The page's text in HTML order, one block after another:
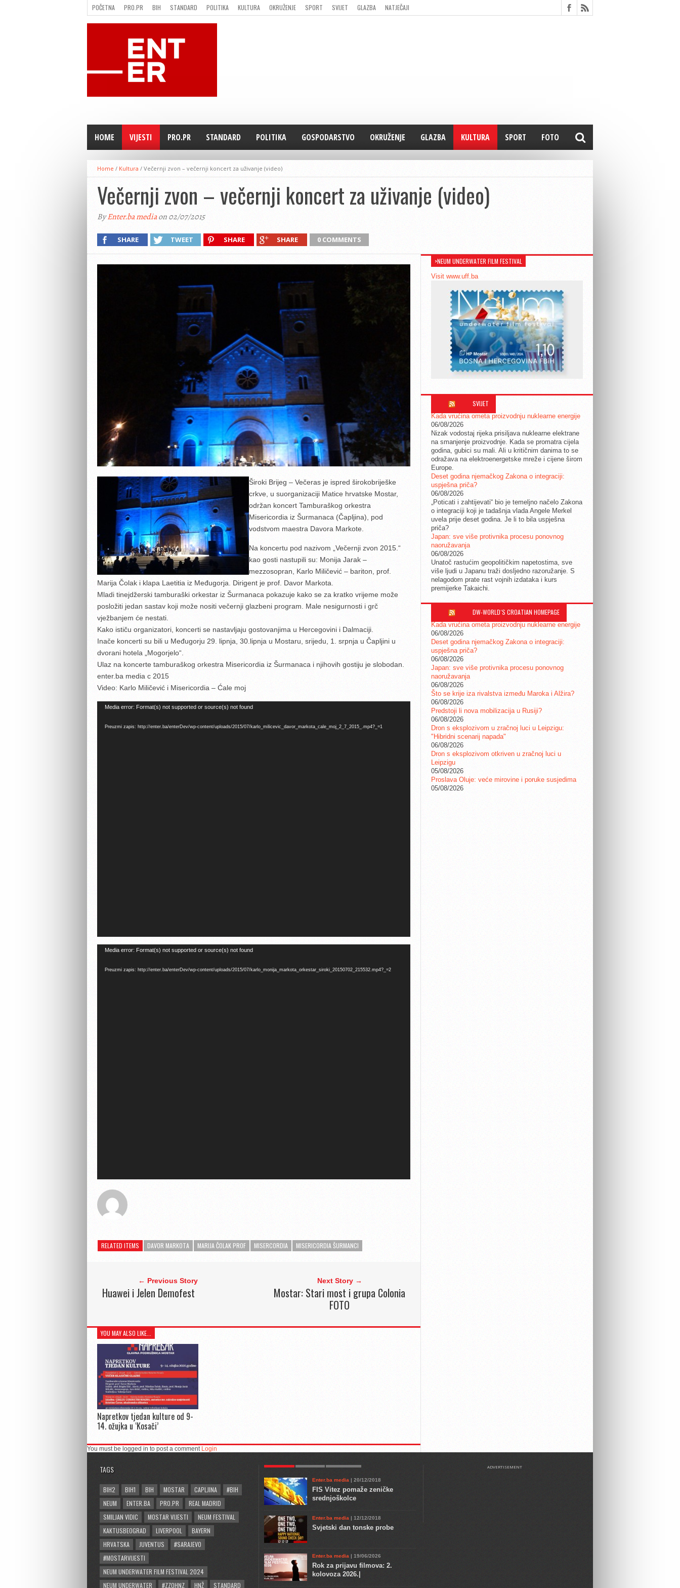
POČETNA PRO.PR BIH STANDARD POLITIKA KULTURA OKRUŽENJE SPORT SVIJET GLAZBA
NATJEČAJI
FILMING LOCATION IN BH
KONTAKT
HOME VIJESTI PRO.PR STANDARD POLITIKA GOSPODARSTVO OKRUŽENJE GLAZBA KULTURA SPORT FOTO
Home / Kultura / Večernji zvon – večernji koncert za uživanje (video)
Večernji zvon – večernji koncert za uživanje (video)
ByEnter.ba mediaon 02/07/2015
SHARE TWEET SHARE SHARE 0 COMMENTS
Široki Brijeg – Večeras je ispred širokobriješke
crkve, u suorganizaciji Matice hrvatske Mostar,
održan koncert Tamburaškog orkestra
Misericordia iz Šurmanaca (Čapljina), pod
vodstvom maestra Davora Markote.
Na koncertu pod nazivom „Večernji zvon 2015.“
kao gosti nastupili su: Monija Jarak –
mezzosopran, Karlo Miličević – bariton, prof.
Marija Čolak i klapa Laetitia iz Međugorja. Dirigent je prof. Davor Markota.
Mladi tinejdžerski tamburaški orkestar iz Šurmanaca pokazuje kako se za kratko vrijeme može
posložiti jedan sastav koji može nositi večernji glazbeni program. Male nesigurnosti i grč
vježbanjem će nestati.
Kako ističu organizatori, koncerti se nastavljaju gostovanjima u Hercegovini i Dalmaciji.
Inače koncerti su bili u Međugorju 29. lipnja, 30.lipnja u Mostaru, srijedu, 1. srpnja u Čapljini u
dvorani hotela „Mogorjelo“.
Ulaz na koncerte tamburaškog orkestra Misericordia iz Šurmanaca i njihovih gostiju je slobodan.
enter.ba media c 2015
Video: Karlo Miličević i Misericordia – Ćale moj
Reproduktor
Media error: Format(s) not supported or source(s) not found
Preuzmi zapis: http://enter.ba/enterDev/wp-content/uploads/2015/07/karlo_milicevic_davor_markota_cale_moj_2_7_2015_.mp4?_=1
Reproduktor
Media error: Format(s) not supported or source(s) not found
Preuzmi zapis: http://enter.ba/enterDev/wp-content/uploads/2015/07/karlo_monija_markota_orkestar_siroki_20150702_215532.mp4?_=2
RELATED ITEMS DAVOR MARKOTA MARIJA ČOLAK PROF MISERCORDIA MISERICORDIA ŠURMANCI
← Previous Story
Huawei i Jelen Demofest
Next Story →
Mostar: Stari most i grupa Colonia
FOTO
YOU MAY ALSO LIKE...
Napretkov tjedan kulture od 9-
14. ožujka u ‘Kosači’
You must be logged in to post a comment Login
>NEUM UNDERWATER FILM FESTIVAL
Visit www.uff.ba
SVIJET
Kada vrućina ometa proizvodnju nuklearne energije
06/08/2026
Nizak vodostaj rijeka prisiljava nuklearne elektrane
na smanjenje proizvodnje. Kada se promatra cijela
godina, gubici su mali. Ali u kritičnim danima to se
odražava na elektroenergetske mreže i cijene širom
Europe.
Deset godina njemačkog Zakona o integraciji:
uspješna priča?
06/08/2026
„Poticati i zahtijevati“ bio je temeljno načelo Zakona
o integraciji koji je tadašnja vlada Angele Merkel
uvela prije deset godina. Je li to bila uspješna
priča?
Japan: sve više protivnika procesu ponovnog
naoružavanja
06/08/2026
Unatoč rastućim geopolitičkim napetostima, sve
više ljudi u Japanu traži dosljedno razoružanje. S
nelagodom prate rast vojnih izdataka i kurs
premijerke Takaichi.
DW-WORLD´S CROATIAN HOMEPAGE
Kada vrućina ometa proizvodnju nuklearne energije
06/08/2026
Deset godina njemačkog Zakona o integraciji:
uspješna priča?
06/08/2026
Japan: sve više protivnika procesu ponovnog
naoružavanja
06/08/2026
Što se krije iza rivalstva između Maroka i Alžira?
06/08/2026
Predstoji li nova mobilizacija u Rusiji?
06/08/2026
Dron s eksplozivom u zračnoj luci u Leipzigu:
"Hibridni scenarij napada"
06/08/2026
Dron s eksplozivom otkriven u zračnoj luci u
Leipzigu
05/08/2026
Proslava Oluje: veće mirovine i poruke susjedima
05/08/2026
TAGS
BIH2 BIH1 BIH MOSTAR CAPLJINA
#BIH
NEUM
ENTER.BA PRO.PR
REAL MADRID
SMILJAN VIDIC
MOSTAR VIJESTI
NEUM FESTIVAL
KAKTUSBEOGRAD
LIVERPOOL
BAYERN
HRVATSKA
JUVENTUS
#SARAJEVO
#MOSTARVIJESTI
NEUM UNDERWATER FILM FESTIVAL 2024
NEUM UNDERWATER
#ZZOHNZ HNŽ STANDARD
Enter.ba media | 20/12/2018
FIS Vitez pomaže zeničke
srednjoškolce
Enter.ba media | 12/12/2018
Svjetski dan tonske probe
Enter.ba media | 19/06/2026
Rok za prijavu filmova: 2.
kolovoza 2026.|
ADVERTISEMENT